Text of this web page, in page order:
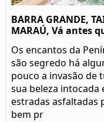
BARRA GRANDE,
MARAÚ, Vá antes
Os encantos da
são segredo há
pouco a invasão de
sua beleza intocada
estradas asfaltadas
bem pr